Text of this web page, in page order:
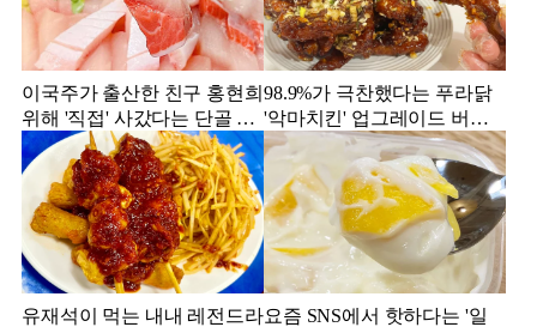
이국주가 출산한 친구 홍현희
위해 '직접' 사갔다는 단골 횟
집
98.9%가 극찬했다는 푸라닭
'악마치킨' 업그레이드 버전
의 실물
유재석이 먹는 내내 레전드라요즘 SNS에서 핫하다는 '일